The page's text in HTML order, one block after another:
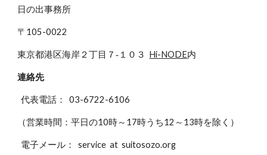
日の出事務所
〒105-0022
東京都港区海岸２丁目７‐１０３ Hi-NODE内
連絡先
代表電話： 03-6722-6106
（営業時間：平日の10時～17時うち12～13時を除く）
電子メール： service at suitosozo.org